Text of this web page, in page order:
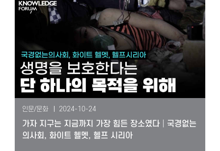
인문/문화 2024-10-24
가자 지구는 지금까지 가장 힘든 장소였다│국경없는
의사회, 화이트 헬멧, 헬프 시리아